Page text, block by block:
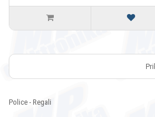
Police - Regali